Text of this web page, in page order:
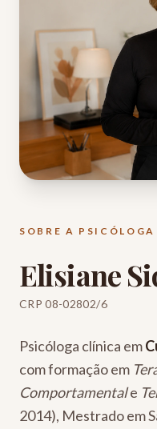
SOBRE A PSICÓLOGA
Elisiane
CRP 08-02802/6
Psicóloga clínica em
com formação em
Comportamentale
2014), Mestrado em